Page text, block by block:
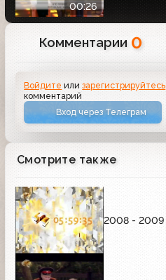
00:26
Комментарии 0
Войдите илизарегистрируйтесь
комментарий
Вход через Телеграм
Смотрите также
2008 - 2009